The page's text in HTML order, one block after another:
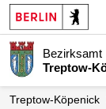
Bezirksamt
Treptow-
Treptow-Köpenick